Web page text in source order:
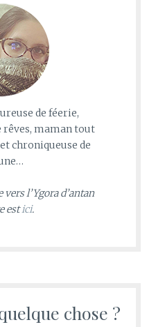
de féerie,
rêves, maman tout
chroniqueuse de
l’Ygora d’antan
estici.
chose ?